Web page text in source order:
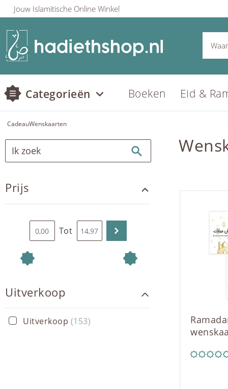
Jouw Islamitische Online Winkel
Categorieën Boeken Eid &
CadeauWenskaarten
Prijs
Tot
Uitverkoop
Uitverkoop (153)